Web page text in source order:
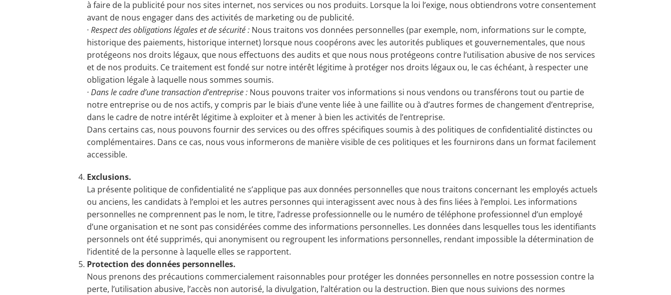
à faire de la publicité pour nos sites internet, nos services ou nos produits. Lorsque la loi l’exige, nous obtiendrons votre consentement
avant de nous engager dans des activités de marketing ou de publicité.
·Respect des obligations légales et de sécurité : Nous traitons vos données personnelles (par exemple, nom, informations sur le compte,
historique des paiements, historique internet) lorsque nous coopérons avec les autorités publiques et gouvernementales, que nous
protégeons nos droits légaux, que nous effectuons des audits et que nous nous protégeons contre l’utilisation abusive de nos services
et de nos produits. Ce traitement est fondé sur notre intérêt légitime à protéger nos droits légaux ou, le cas échéant, à respecter une
obligation légale à laquelle nous sommes soumis.
· Dans le cadre d’une transaction d’entreprise : Nous pouvons traiter vos informations si nous vendons ou transférons tout ou partie de
notre entreprise ou de nos actifs, y compris par le biais d’une vente liée à une faillite ou à d’autres formes de changement d’entreprise,
dans le cadre de notre intérêt légitime à exploiter et à mener à bien les activités de l’entreprise.
Dans certains cas, nous pouvons fournir des services ou des offres spécifiques soumis à des politiques de confidentialité distinctes ou
complémentaires. Dans ce cas, nous vous informerons de manière visible de ces politiques et les fournirons dans un format facilement
accessible.
Exclusions.
La présente politique de confidentialité ne s’applique pas aux données personnelles que nous traitons concernant les employés actuels
ou anciens, les candidats à l’emploi et les autres personnes qui interagissent avec nous à des fins liées à l’emploi. Les informations
personnelles ne comprennent pas le nom, le titre, l’adresse professionnelle ou le numéro de téléphone professionnel d’un employé
d’une organisation et ne sont pas considérées comme des informations personnelles. Les données dans lesquelles tous les identifiants
personnels ont été supprimés, qui anonymisent ou regroupent les informations personnelles, rendant impossible la détermination de
l’identité de la personne à laquelle elles se rapportent.
Protection des données personnelles.
Nous prenons des précautions commercialement raisonnables pour protéger les données personnelles en notre possession contre la
perte, l’utilisation abusive, l’accès non autorisé, la divulgation, l’altération ou la destruction. Bien que nous suivions des normes